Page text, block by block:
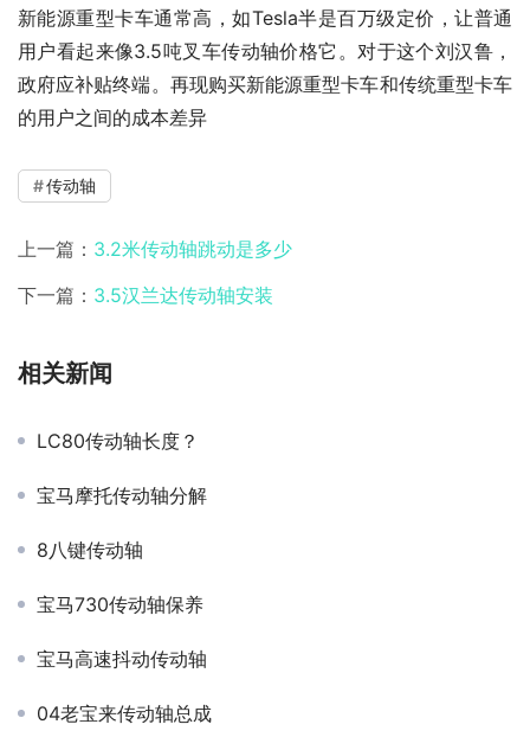
新能源重型卡车通常高，如Tesla半是百万级定价，让普通
用户看起来像3.5吨叉车传动轴价格它。对于这个刘汉鲁，
政府应补贴终端。再现购买新能源重型卡车和传统重型卡车
的用户之间的成本差异
传动轴
上一篇： 3.2米传动轴跳动是多少
下一篇： 3.5汉兰达传动轴安装
相关新闻
LC80传动轴长度？
宝马摩托传动轴分解
8八键传动轴
宝马730传动轴保养
宝马高速抖动传动轴
04老宝来传动轴总成